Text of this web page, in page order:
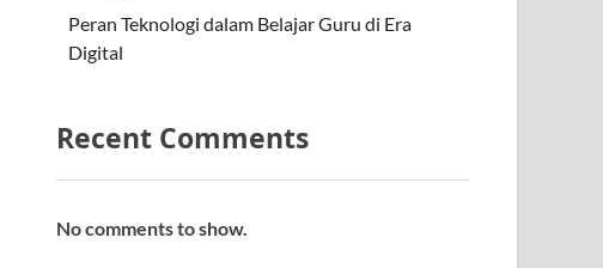
Peran Teknologi dalam Belajar Guru di Era
Digital
Recent Comments
No comments to show.